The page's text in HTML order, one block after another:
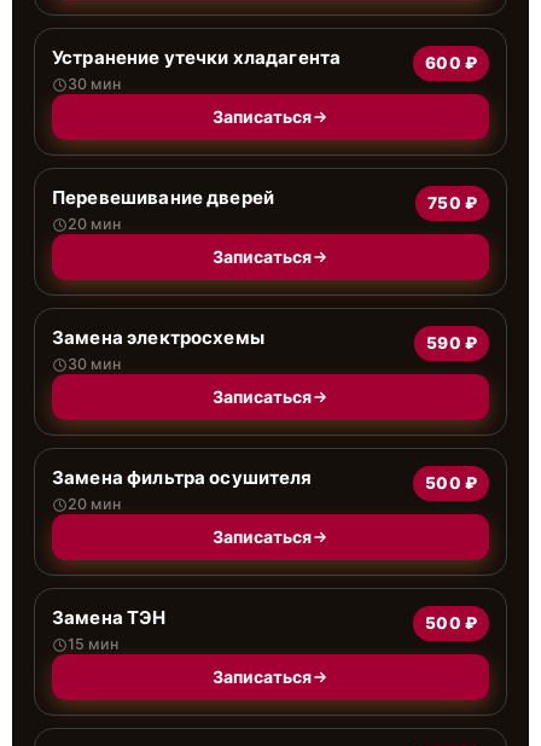
Устранение утечки хладагента
30 мин
600 ₽
Записаться
Перевешивание дверей
20 мин
750 ₽
Записаться
Замена электросхемы
30 мин
590 ₽
Записаться
Замена фильтра осушителя
20 мин
500 ₽
Записаться
Замена ТЭН
15 мин
500 ₽
Записаться